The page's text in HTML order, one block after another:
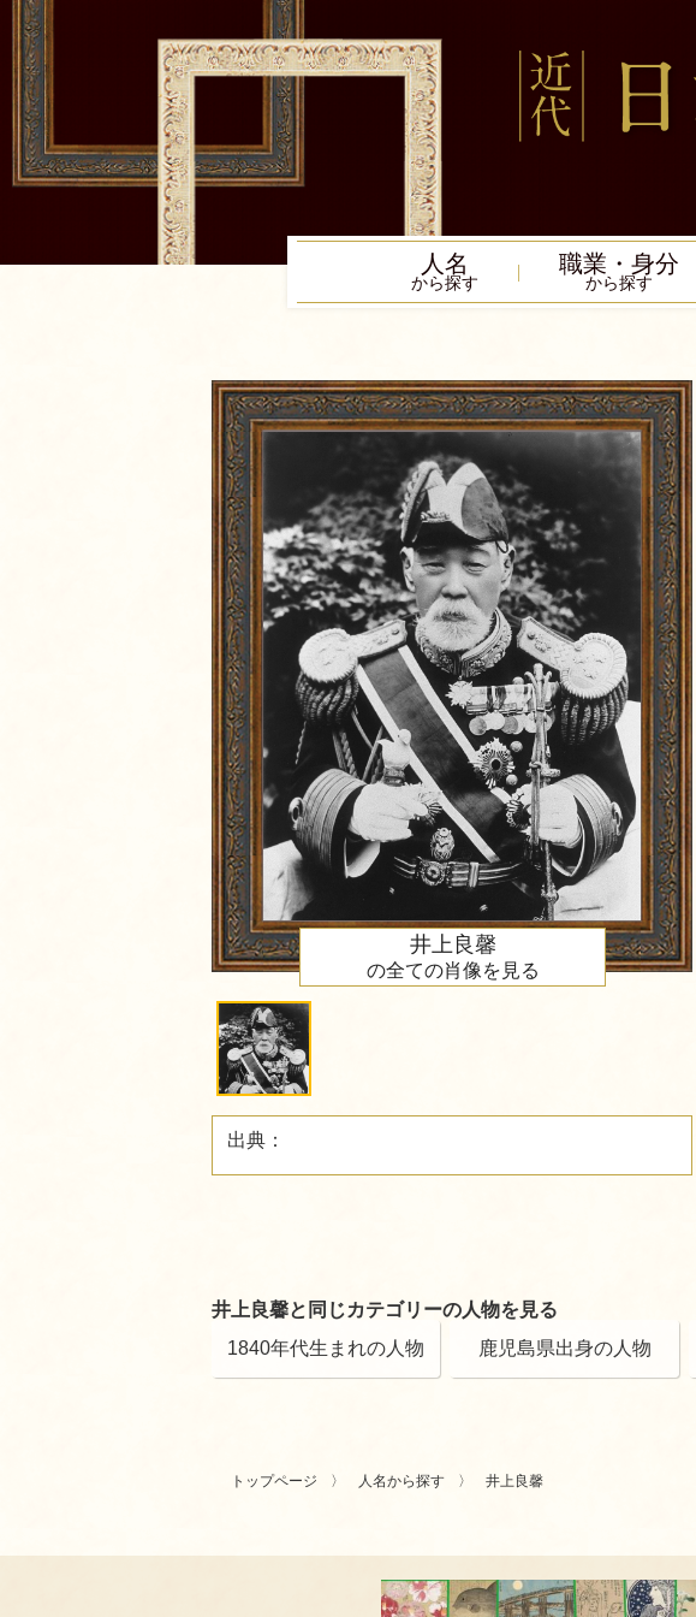
人名
から探す
職業・身分
から探す
井上良馨
の全ての肖像を見る
出典：
井上良馨と同じカテゴリーの人物を見る
1840年代生まれの人物
鹿児島県出身の人物
トップページ 人名から探す 井上良馨